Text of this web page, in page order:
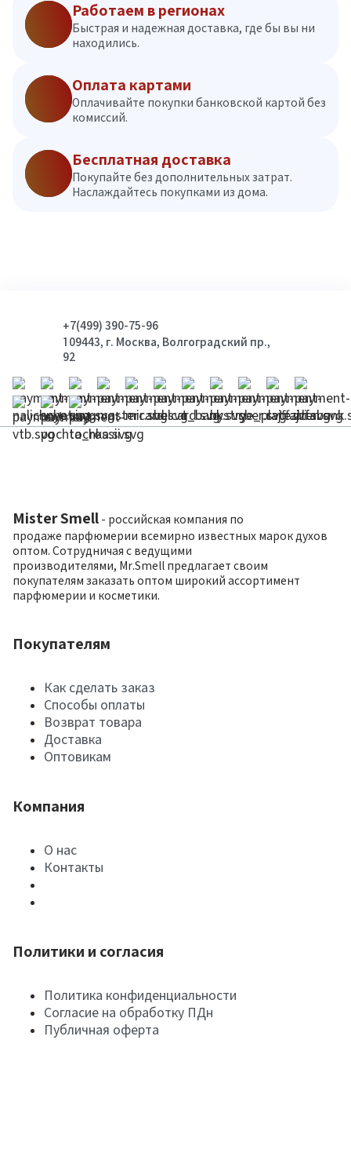
Работаем в регионах
Быстрая и надежная доставка, где бы вы ни
находились.
Оплата картами
Оплачивайте покупки банковской картой без
комиссий.
Бесплатная доставка
Покупайте без дополнительных затрат.
Наслаждайтесь покупками из дома.
+7(499) 390-75-96
109443, г. Москва, Волгоградский пр.,
92
Mister Smell - российская компания по
продаже парфюмерии всемирно известных марок духов
оптом. Сотрудничая с ведущими
производителями, Mr.Smell предлагает своим
покупателям заказать оптом широкий ассортимент
парфюмерии и косметики.
Покупателям
Как сделать заказ
Способы оплаты
Возврат товара
Доставка
Оптовикам
Компания
О нас
Контакты
Политики и согласия
Политика конфиденциальности
Согласие на обработку ПДн
Публичная оферта